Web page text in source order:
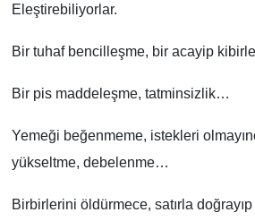
Eleştirebiliyorlar.
Bir tuhaf bencilleşme, bir acayip
Bir pis maddeleşme, tatminsizlik…
Yemeği beğenmeme, istekleri
yükseltme, debelenme…
Birbirlerini öldürmece, satırla